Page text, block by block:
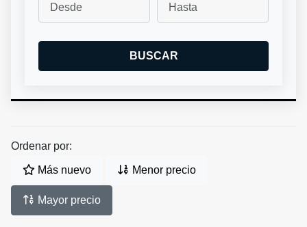
BUSCAR
Ordenar por:
Más nuevo Menor precio
Mayor precio